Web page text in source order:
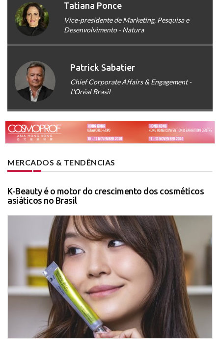
Tatiana Ponce
Vice-presidente de Marketing, Pesquisa e
Desenvolvimento - Natura
Patrick Sabatier
Chief Corporate Affairs & Engagement -
L'Oréal Brasil
MERCADOS & TENDÊNCIAS
K-Beauty é o motor do crescimento dos cosméticos
asiáticos no Brasil